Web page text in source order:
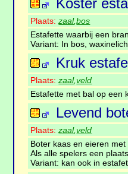
Koster
Plaats:zaal,bos
Estafette waarbij een
Variant: In bos,
Kruk
Plaats:zaal,veld
Estafette met bal op een
Levend
Plaats:zaal,veld
Boter kaas en eieren
Als alle spelers een
Variant: kan ook in